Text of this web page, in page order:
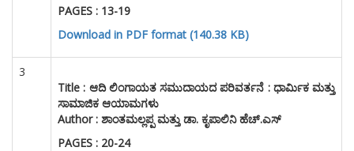
PAGES : 13-19
Download in PDF format (140.38 KB)
3
Title : ಆದಿ ಲಿಂಗಾಯತ ಸಮುದಾಯದ ಪರಿವರ್ತನೆ : ಧಾರ್ಮಿಕ ಮತ್ತು
ಸಾಮಾಜಿಕ ಆಯಾಮಗಳು
Author : ಶಾಂತಮಲ್ಲಪ್ಪ ಮತ್ತು ಡಾ. ಕೃಪಾಲಿನಿ ಹೆಚ್.ಎಸ್
PAGES : 20-24